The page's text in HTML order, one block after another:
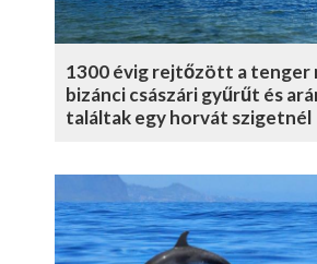
1300 évig rejtőzött a tenger
bizánci császári gyűrűt és
találtak egy horvát szigetnél